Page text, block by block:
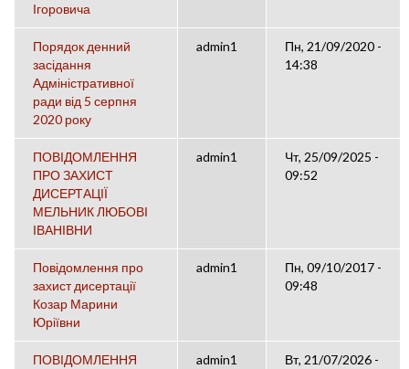
Ігоровича
Порядок денний
засідання
Адміністративної
ради від 5 серпня
2020 року
admin1
Пн, 21/09/2020 -
14:38
ПОВІДОМЛЕННЯ
ПРО ЗАХИСТ
ДИСЕРТАЦІЇ
МЕЛЬНИК ЛЮБОВІ
ІВАНІВНИ
admin1
Чт, 25/09/2025 -
09:52
Повідомлення про
захист дисертації
Козар Марини
Юріївни
admin1
Пн, 09/10/2017 -
09:48
ПОВІДОМЛЕННЯ
admin1
Вт, 21/07/2026 -